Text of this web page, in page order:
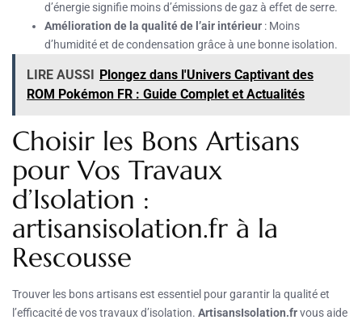
d’énergie signifie moins d’émissions de gaz à effet de serre.
Amélioration de la qualité de l’air intérieur : Moins
d’humidité et de condensation grâce à une bonne isolation.
LIRE AUSSI
Plongez dans l'Univers Captivant des
ROM Pokémon FR : Guide Complet et Actualités
Choisir les Bons Artisans
pour Vos Travaux
d’Isolation :
artisansisolation.fr à la
Rescousse
Trouver les bons artisans est essentiel pour garantir la qualité et
l’efficacité de vos travaux d’isolation. ArtisansIsolation.frvous aide